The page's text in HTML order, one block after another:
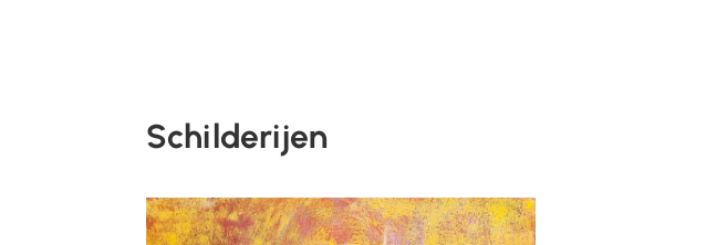
Schilderijen